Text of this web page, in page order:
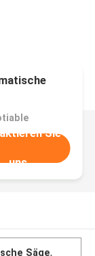
Sie
uns
Säge,